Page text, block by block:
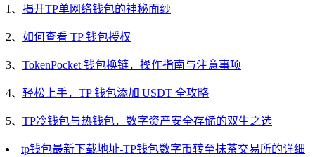
1、 揭开TP单网络钱包的神秘面纱
2、 如何查看 TP 钱包授权
3、 TokenPocket 钱包换链，操作指南与注意事项
4、 轻松上手，TP 钱包添加 USDT 全攻略
5、 TP冷钱包与热钱包，数字资产安全存储的双生之选
tp钱包最新下载地址-TP钱包数字币转至抹茶交易所的详细